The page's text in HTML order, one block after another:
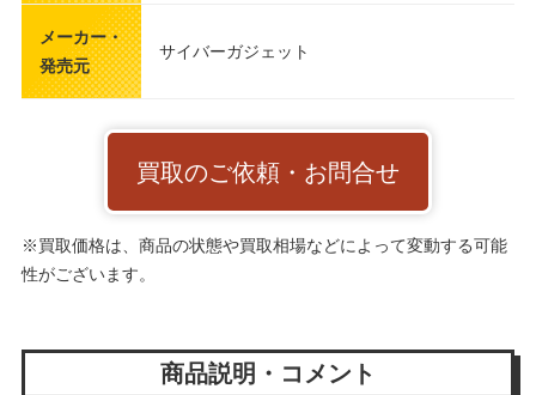
メーカー・
発売元
サイバーガジェット
買取のご依頼・お問合せ
※買取価格は、商品の状態や買取相場などによって変動する可能
性がございます。
商品説明・コメント